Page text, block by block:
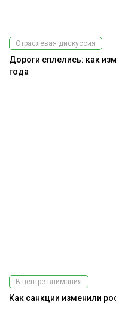
Отраслевая дискуссия
Дороги сплелись: как
года
В центре внимания
Как санкции изменили